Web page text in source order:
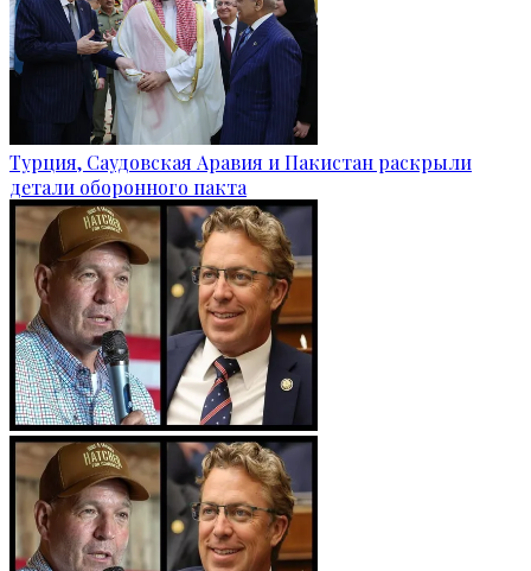
Турция, Саудовская Аравия и Пакистан раскрыли
детали оборонного пакта